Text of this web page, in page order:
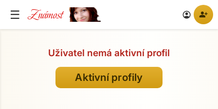
☰ Známost account_circle person_add
Uživatel nemá aktivní profil
Aktivní profily